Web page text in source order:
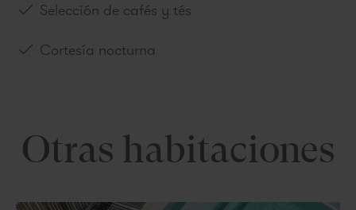
Selección de cafés y tés
Cortesía nocturna
Otras habitaciones